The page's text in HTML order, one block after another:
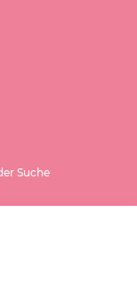
Suche